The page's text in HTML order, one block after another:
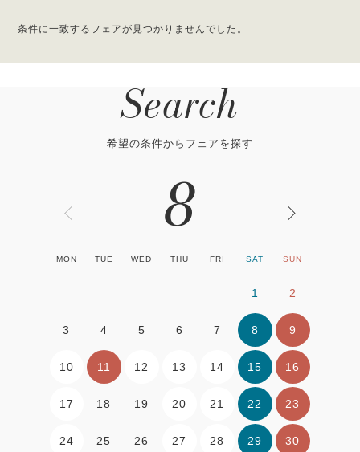
条件に一致するフェアが見つかりませんでした。
Search
希望の条件からフェアを探す
8
MON TUE WED THU FRI SAT SUN
1 2
3 4 5 6 7 8 9
10 11 12 13 14 15 16
17 18 19 20 21 22 23
24 25 26 27 28 29 30